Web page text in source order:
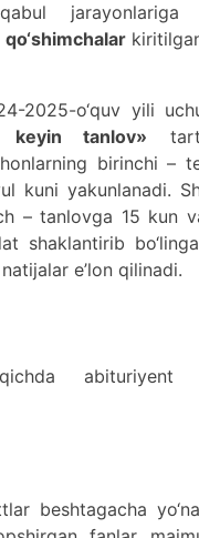
jarayonlariga
qo‘shimchalar
2025-o‘quv yili
keyin tanlov»
birinchi –
kuni yakunlanadi.
– tanlovga 15 kun
shaklantirib
e’lon qilinadi.
abituriyent
beshtagacha